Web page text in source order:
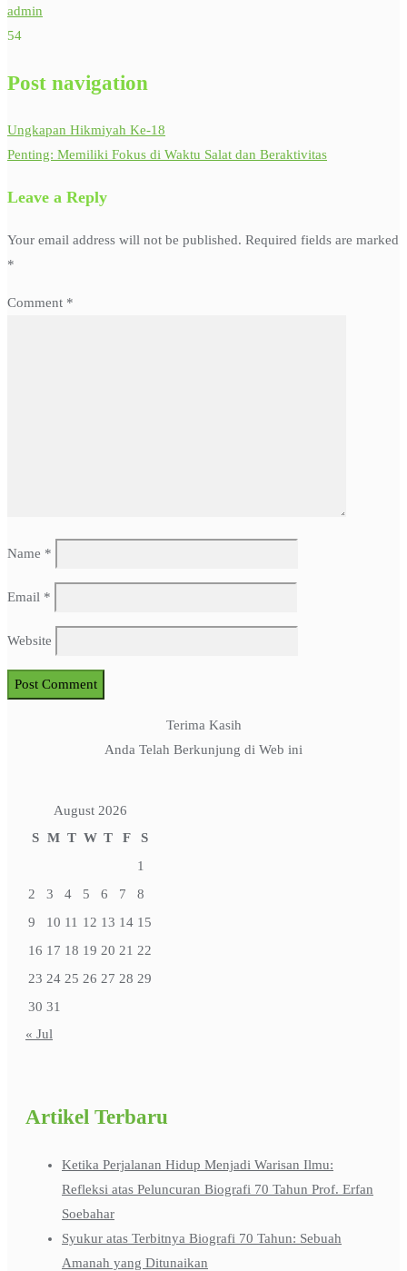
admin
54
Post navigation
Ungkapan Hikmiyah Ke-18
Penting: Memiliki Fokus di Waktu Salat dan Beraktivitas
Leave a Reply
Your email address will not be published. Required fields are marked
*
Comment *
Name *
Email *
Website
Terima Kasih
Anda Telah Berkunjung di Web ini
August 2026
S M T W T F
S
1
2
3 4 5 6 7
8
9
10 11 12 13 14 15
16 17 18 19 20 21 22
23 24 25 26 27 28 29
30 31
« Jul
Artikel Terbaru
Ketika Perjalanan Hidup Menjadi Warisan Ilmu:
Refleksi atas Peluncuran Biografi 70 Tahun Prof. Erfan
Soebahar
Syukur atas Terbitnya Biografi 70 Tahun: Sebuah
Amanah yang Ditunaikan